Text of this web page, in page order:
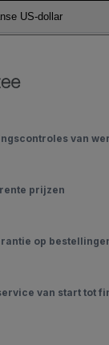
US-dollar
van
prijzen
op
van start tot